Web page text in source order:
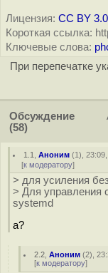
Лицензия: CC BY 3.0
Короткая ссылка:
Ключевые слова:
При перепечатке
Обсуждение
(58)
1.1 ,Аноним (1),
[к модератору]
> для усиления
> Для управления
systemd
а?
2.2 ,Аноним (2),
[к модератору]